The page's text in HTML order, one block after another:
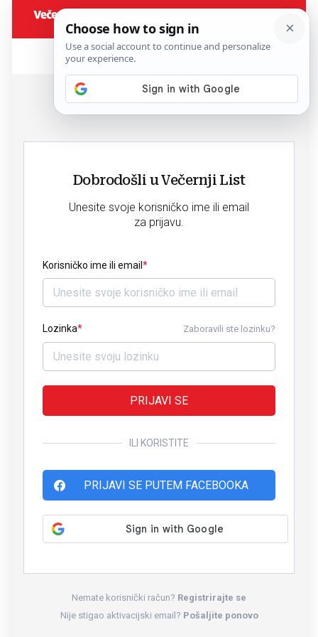
Dobrodošli u Večernji List
Unesite svoje korisničko ime ili email
za prijavu.
Korisničko ime ili email
Lozinka Zaboravili ste lozinku?
PRIJAVI SE
ILI KORISTITE
PRIJAVI SE PUTEM FACEBOOKA
Nemate korisnički račun? Registrirajte se
Nije stigao aktivacijski email? Pošaljite ponovo